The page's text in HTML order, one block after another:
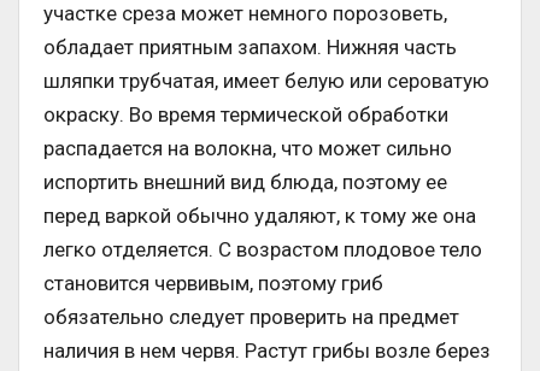
участке среза может немного порозоветь,
обладает приятным запахом. Нижняя часть
шляпки трубчатая, имеет белую или сероватую
окраску. Во время термической обработки
распадается на волокна, что может сильно
испортить внешний вид блюда, поэтому ее
перед варкой обычно удаляют, к тому же она
легко отделяется. С возрастом плодовое тело
становится червивым, поэтому гриб
обязательно следует проверить на предмет
наличия в нем червя. Растут грибы возле берез